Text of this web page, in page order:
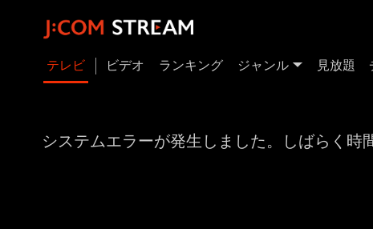
テレビ ビデオ ランキング ジャンル 見放題
システムエラーが発生しました。しばらく